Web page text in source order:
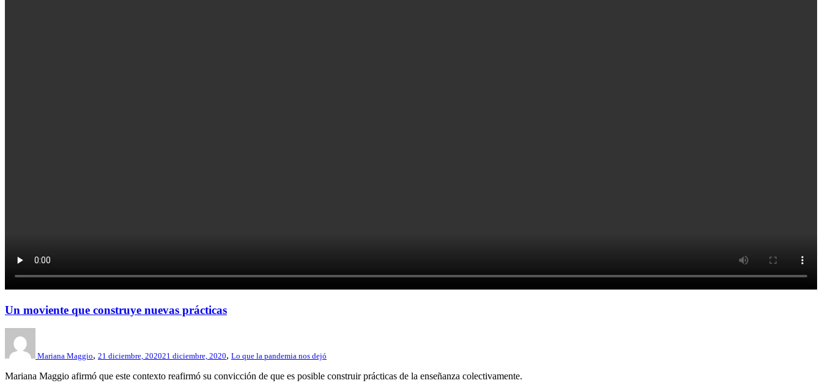
Un moviente que construye nuevas prácticas
Mariana Maggio, 21 diciembre, 202021 diciembre, 2020, Lo que la pandemia nos dejó
Mariana Maggio afirmó que este contexto reafirmó su convicción de que es posible construir prácticas de la enseñanza colectivamente.